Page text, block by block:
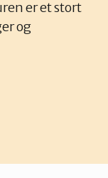
er et stort
og